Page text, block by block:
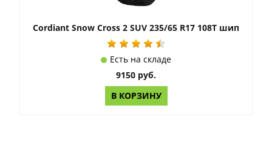
Cordiant Snow Cross 2 SUV 235/65 R17 108T шип
Есть на складе
9150 руб.
В КОРЗИНУ